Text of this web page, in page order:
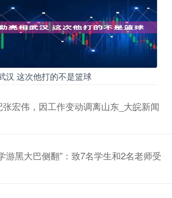
汉 这次他打的不是篮球
宏伟，因工作变动调离山东_大皖新闻
游黑大巴侧翻”：致7名学生和2名老师受